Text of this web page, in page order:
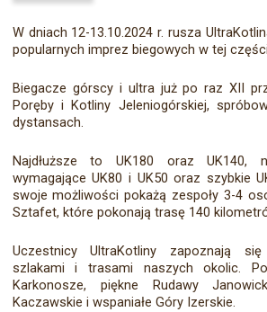
W dniach 12-13.10.2024 r. rusza
popularnych imprez biegowych w tej
Biegacze górscy i ultra już po raz XII
Poręby i Kotliny Jeleniogórskiej,
dystansach.
Najdłuższe to UK180 oraz UK140,
wymagające UK80 i UK50 oraz szybkie
swoje możliwości pokażą zespoły 3-4
Sztafet, które pokonają trasę 140
Uczestnicy UltraKotliny zapoznają
szlakami i trasami naszych okolic.
Karkonosze, piękne Rudawy
Kaczawskie i wspaniałe Góry Izerskie.